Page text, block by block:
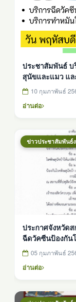
ประชาสัมพันธ์
สุนัขและแมว แ
10 กุมภาพันธ์
อ่านต่อ
ข่าวประชาสัมพันธ์
ประกาศจังหวัด
ฉีดวัคซีนป้องกัน
เสียค่าธรรมเนียม
05 กุมภาพันธ์
อ่านต่อ